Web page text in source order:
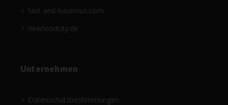
fast-and-luxurious.com
newfoodcity.de
Unternehmen
Datenschutzbestimmungen